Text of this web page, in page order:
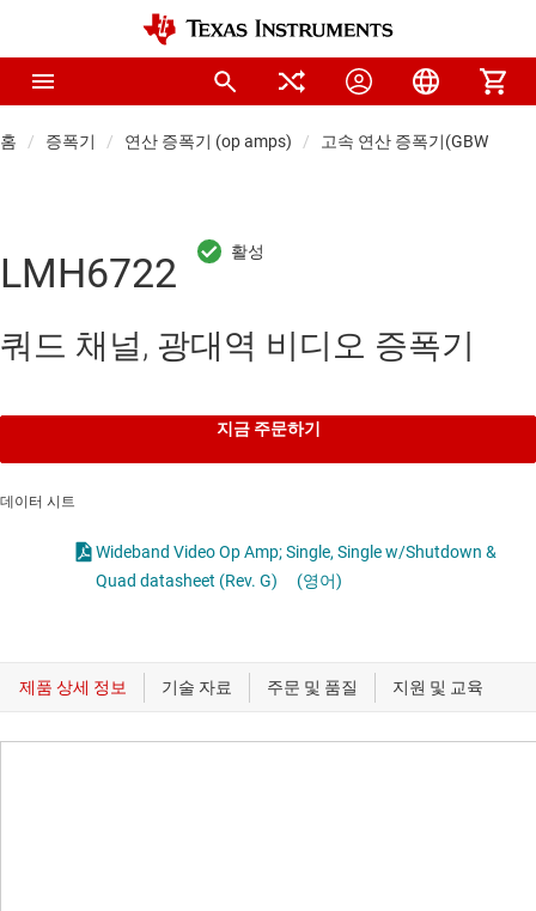
홈 증폭기 연산 증폭기 (op amps) 고속 연산 증폭기(GBW ≥
LMH6722
쿼드 채널, 광대역 비디오 증폭기
지금 주문하기
데이터 시트
Wideband Video Op Amp; Single, Single w/Shutdown &
Quad datasheet (Rev. G)
(영어)